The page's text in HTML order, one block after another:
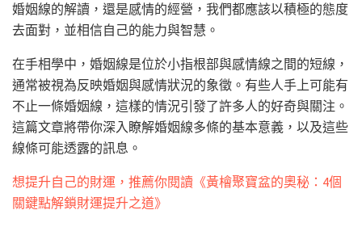
婚姻線的解讀，還是感情的經營，我們都應該以積極的態度
去面對，並相信自己的能力與智慧。
在手相學中，婚姻線是位於小指根部與感情線之間的短線，
通常被視為反映婚姻與感情狀況的象徵。有些人手上可能有
不止一條婚姻線，這樣的情況引發了許多人的好奇與關注。
這篇文章將帶你深入瞭解婚姻線多條的基本意義，以及這些
線條可能透露的訊息。
想提升自己的財運，推薦你閱讀《黃檜聚寶盆的奧秘：4個
關鍵點解鎖財運提升之道》